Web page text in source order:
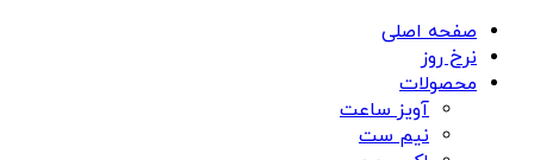
صفحه اصلی
نرخ روز
محصولات
آویز ساعت
نیم ست